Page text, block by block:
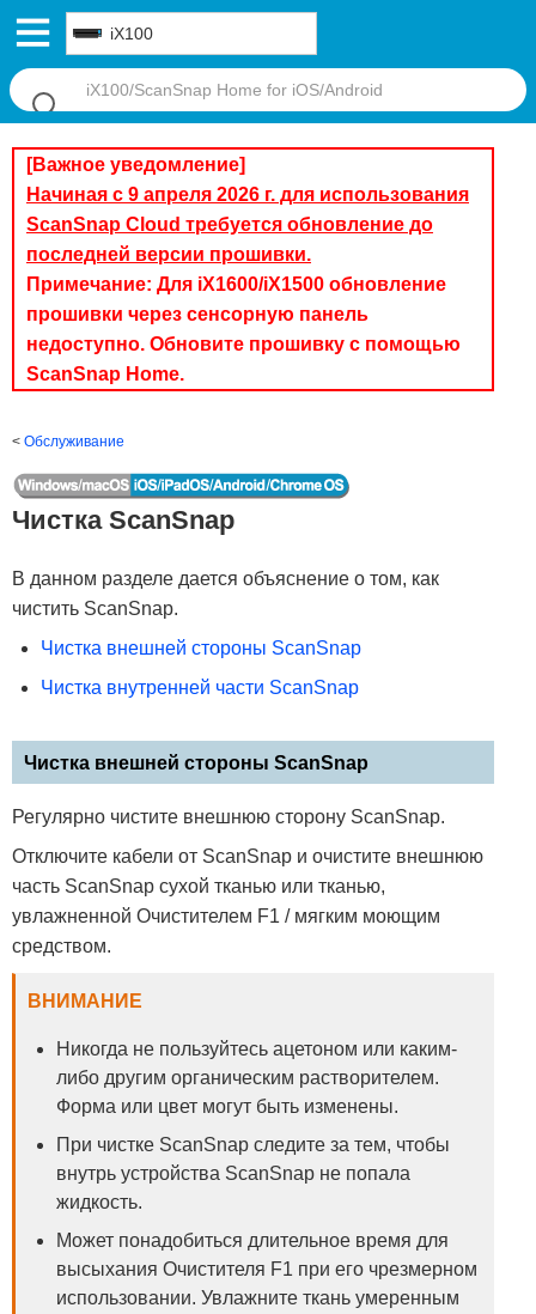
iX100
[Важное уведомление]
Начиная с 9 апреля 2026 г. для использования
ScanSnap Cloud требуется обновление до
последней версии прошивки.
Примечание: Для iX1600/iX1500 обновление
прошивки через сенсорную панель
недоступно. Обновите прошивку с помощью
ScanSnap Home.
Обслуживание
Чистка ScanSnap
В данном разделе дается объяснение о том, как
чистить ScanSnap.
Чистка внешней стороны ScanSnap
Чистка внутренней части ScanSnap
Чистка внешней стороны ScanSnap
Регулярно чистите внешнюю сторону ScanSnap.
Отключите кабели от ScanSnap и очистите внешнюю
часть ScanSnap сухой тканью или тканью,
увлажненной Очистителем F1 / мягким моющим
средством.
ВНИМАНИЕ
Никогда не пользуйтесь ацетоном или каким-
либо другим органическим растворителем.
Форма или цвет могут быть изменены.
При чистке ScanSnap следите за тем, чтобы
внутрь устройства ScanSnap не попала
жидкость.
Может понадобиться длительное время для
высыхания Очистителя F1 при его чрезмерном
использовании. Увлажните ткань умеренным